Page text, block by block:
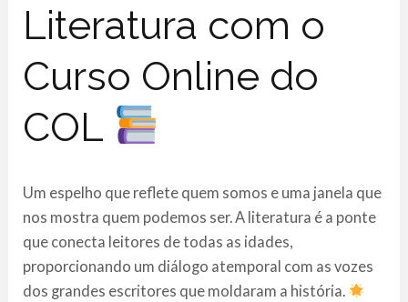
Literatura com o
Curso Online do
COL
Um espelho que reflete quem somos e uma janela que
nos mostra quem podemos ser. A literatura é a ponte
que conecta leitores de todas as idades,
proporcionando um diálogo atemporal com as vozes
dos grandes escritores que moldaram a história.